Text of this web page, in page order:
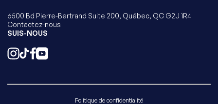
6500 Bd Pierre-Bertrand Suite 200, Québec, QC G2J 1R4
Contactez-nous
SUIS-NOUS
Politique de confidentialité